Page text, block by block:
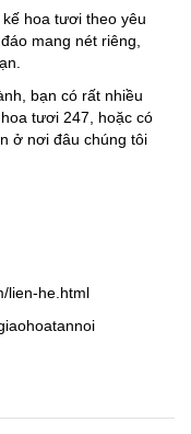
hoa tươi theo yêu
mang nét riêng,
bạn có rất nhiều
tươi 247, hoặc có
ở nơi đâu chúng tôi
lien-he.html